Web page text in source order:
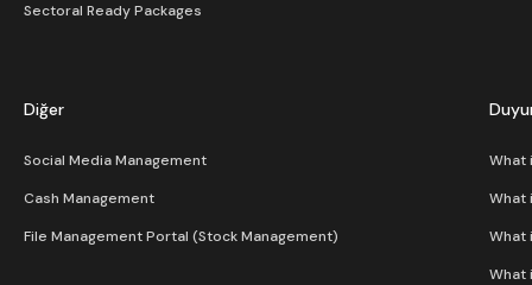
Sectoral Ready Packages
Diğer
Social Media Management
Cash Management
File Management Portal (Stock Management)
What
What
What
What